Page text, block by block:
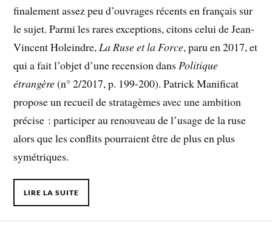
finalement assez peu d’ouvrages récents en français sur
le sujet. Parmi les rares exceptions, citons celui de Jean-
Vincent Holeindre,La Ruse et la Force, paru en 2017, et
qui a fait l’objet d’une recension dansPolitique
étrangère(n° 2/2017, p. 199-200). Patrick Manificat
propose un recueil de stratagèmes avec une ambition
précise : participer au renouveau de l’usage de la ruse
alors que les conflits pourraient être de plus en plus
symétriques.
LIRE LA SUITE